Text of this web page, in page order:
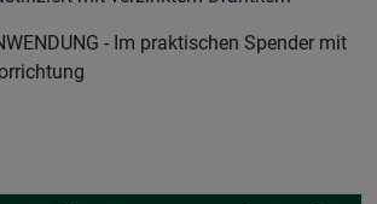
- Im praktischen Spender mit